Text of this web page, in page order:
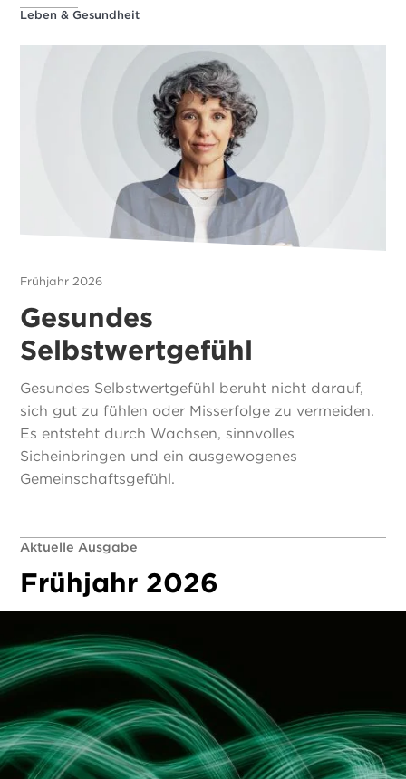
Leben & Gesundheit
Frühjahr 2026
Gesundes
Selbstwertgefühl
Gesundes Selbstwertgefühl beruht nicht darauf,
sich gut zu fühlen oder Misserfolge zu vermeiden.
Es entsteht durch Wachsen, sinnvolles
Sicheinbringen und ein ausgewogenes
Gemeinschaftsgefühl.
Aktuelle Ausgabe
Frühjahr 2026